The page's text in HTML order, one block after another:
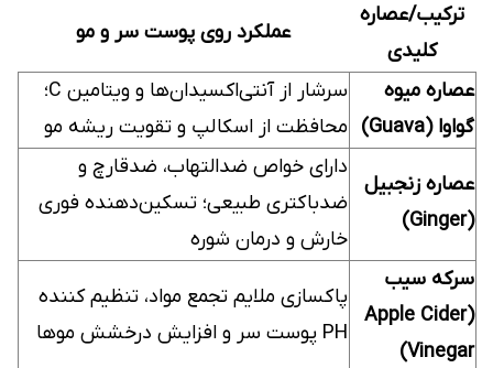
ترکیب/عصاره
کلیدی
عملکرد روی پوست سر و مو
عصاره میوه
گواوا (Guava)
سرشار از آنتی‌اکسیدان‌ها و ویتامین C؛
محافظت از اسکالپ و تقویت ریشه مو
عصاره زنجبیل
(Ginger)
دارای خواص ضدالتهاب، ضدقارچ و
ضدباکتری طبیعی؛ تسکین‌دهنده فوری
خارش و درمان شوره
سرکه سیب
(Apple Cider
Vinegar)
پاکسازی ملایم تجمع مواد، تنظیم کننده
PH پوست سر و افزایش درخشش موها